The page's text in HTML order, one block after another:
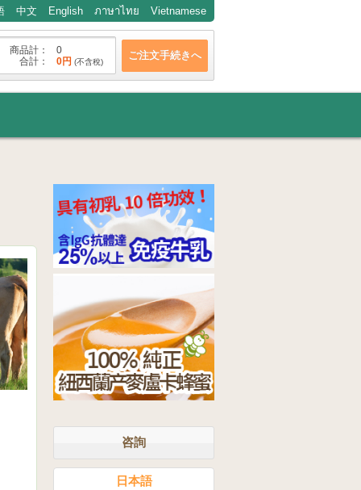
中文 English ภาษาไทย Vietnamese
商品計：
合計：
0
0円 (不含稅)
咨詢
日本語